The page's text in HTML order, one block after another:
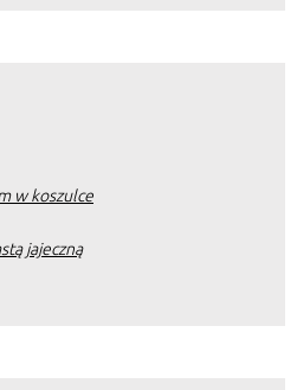
w koszulce
jajeczną